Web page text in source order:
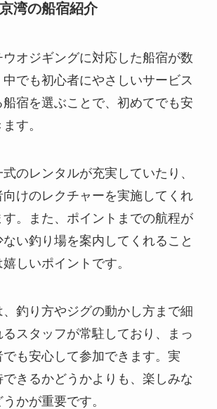
湾の船宿紹介
オジギングに対応した船宿が数
でも初心者にやさしいサービス
宿を選ぶことで、初めてでも安
す。
のレンタルが充実していたり、
けのレクチャーを実施してくれ
す。また、ポイントまでの航程が
い釣り場を案内してくれること
しいポイントです。
釣り方やジグの動かし方まで細
スタッフが常駐しており、まっ
も安心して参加できます。実
きるかどうかよりも、楽しみな
かが重要です。